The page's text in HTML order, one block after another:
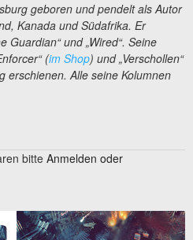
geboren und pendelt als Autor
Kanada und Südafrika. Er
Guardian“ und „Wired“. Seine
(im Shop) und „Verschollen“
erschienen. Alle seine Kolumnen
bitte Anmelden oder